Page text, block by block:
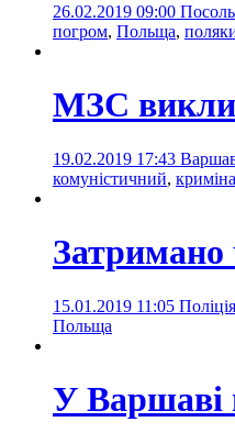
26.02.2019 09:00
погром, Польща,
МЗС
19.02.2019 17:43
комуністичний,
Затримано
15.01.2019 11:05
Польща
У Варшаві